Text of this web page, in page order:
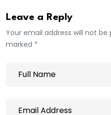
Leave a Reply
Your email address will not be
marked *